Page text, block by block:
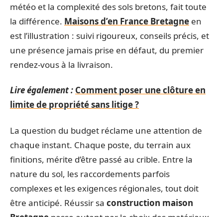
météo et la complexité des sols bretons, fait toute
la différence. Maisons d’en France Bretagne en
est l’illustration : suivi rigoureux, conseils précis, et
une présence jamais prise en défaut, du premier
rendez-vous à la livraison.
Lire également : Comment poser une clôture en
limite de propriété sans litige ?
La question du budget réclame une attention de
chaque instant. Chaque poste, du terrain aux
finitions, mérite d’être passé au crible. Entre la
nature du sol, les raccordements parfois
complexes et les exigences régionales, tout doit
être anticipé. Réussir sa construction maison